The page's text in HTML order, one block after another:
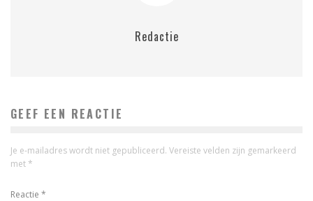
Redactie
GEEF EEN REACTIE
Je e-mailadres wordt niet gepubliceerd. Vereiste velden zijn gemarkeerd
met *
Reactie *